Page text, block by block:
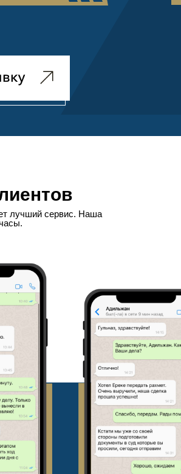
лучший сервис. Наша